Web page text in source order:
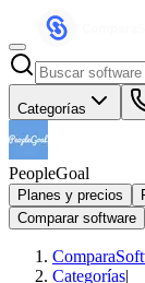
Categorías
PeopleGoal
Planes y precios
Comparar software
Categorías|